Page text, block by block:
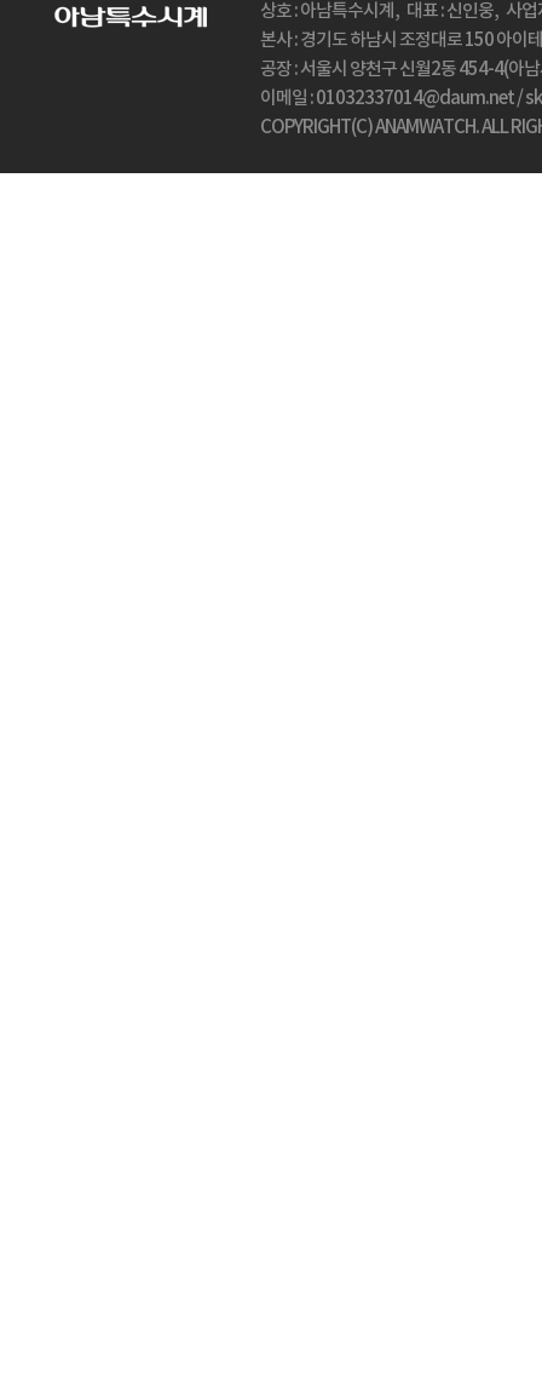
상호 : 아남특수시계, 대표 : 신인웅, 사
본사 : 경기도 하남시 조정대로 150 아
공장 : 서울시 양천구 신월2동 454-4(
이메일 : 01032337014@daum.net /
COPYRIGHT(C) ANAMWATCH. ALL